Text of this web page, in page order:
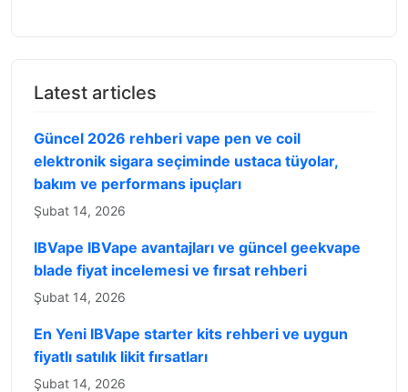
Latest articles
Güncel 2026 rehberi vape pen ve coil
elektronik sigara seçiminde ustaca tüyolar,
bakım ve performans ipuçları
Şubat 14, 2026
IBVape IBVape avantajları ve güncel geekvape
blade fiyat incelemesi ve fırsat rehberi
Şubat 14, 2026
En Yeni IBVape starter kits rehberi ve uygun
fiyatlı satılık likit fırsatları
Şubat 14, 2026